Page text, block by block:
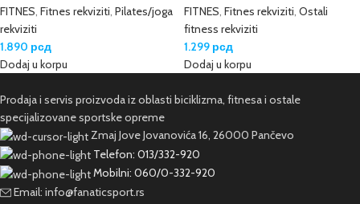
FITNES, Fitnes rekviziti, Pilates/joga
rekviziti
1.890 рсд
Dodaj u korpu
FITNES, Fitnes rekviziti, Ostali
fitness rekviziti
1.299 рсд
Dodaj u korpu
Prodaja i servis proizvoda iz oblasti biciklizma, fitnesa i ostale
specijalizovane sportske opreme
Zmaj Jove Jovanovića 16, 26000 Pančevo
Telefon: 013/332-920
Mobilni: 060/0-332-920
Email: info@fanaticsport.rs